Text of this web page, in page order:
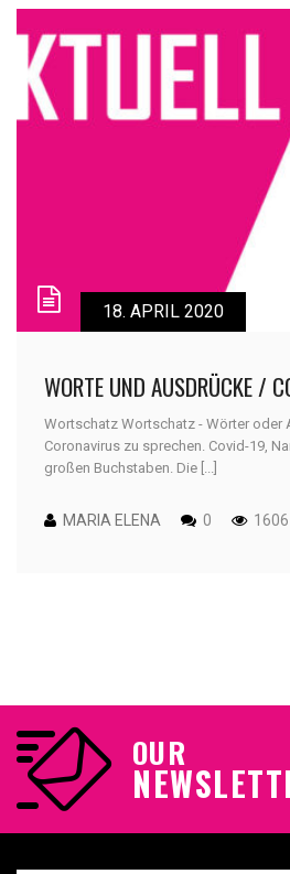
18. APRIL 2020
WORTE UND AUSDRÜCKE /
Wortschatz Wortschatz - Wörter oder
Coronavirus zu sprechen. Covid-19,
großen Buchstaben. Die [...]
MARIA ELENA 0 1606
OUR